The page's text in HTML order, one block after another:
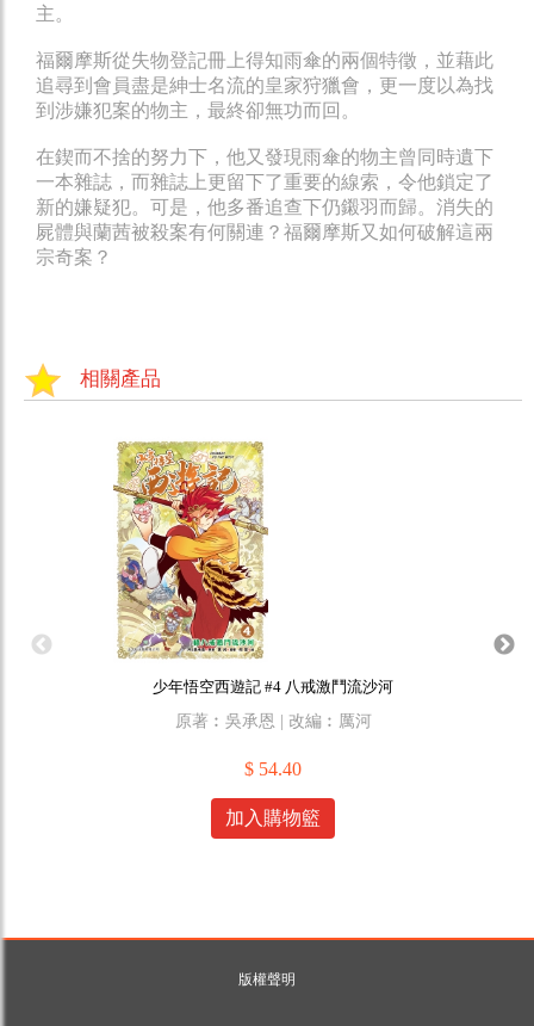
主。
福爾摩斯從失物登記冊上得知雨傘的兩個特徵，並藉此
追尋到會員盡是紳士名流的皇家狩獵會，更一度以為找
到涉嫌犯案的物主，最終卻無功而回。
在鍥而不捨的努力下，他又發現雨傘的物主曾同時遺下
一本雜誌，而雜誌上更留下了重要的線索，令他鎖定了
新的嫌疑犯。可是，他多番追查下仍鎩羽而歸。消失的
屍體與蘭茜被殺案有何關連？福爾摩斯又如何破解這兩
宗奇案？
相關產品
少年悟空西遊記 #4 八戒激鬥流沙河
原著︰吳承恩 | 改編︰厲河
$ 54.40
加入購物籃
版權聲明